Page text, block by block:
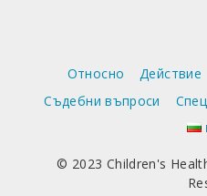
Относно Действие
Съдебни въпроси
© 2023 Children's